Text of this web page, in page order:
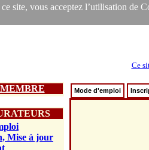
site, vous acceptez l’utilisation de
Ce
Mise à jour
Mode d'emploi